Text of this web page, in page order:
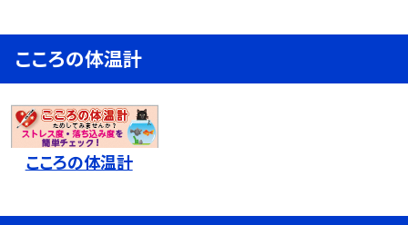
こころの体温計
こころの体温計